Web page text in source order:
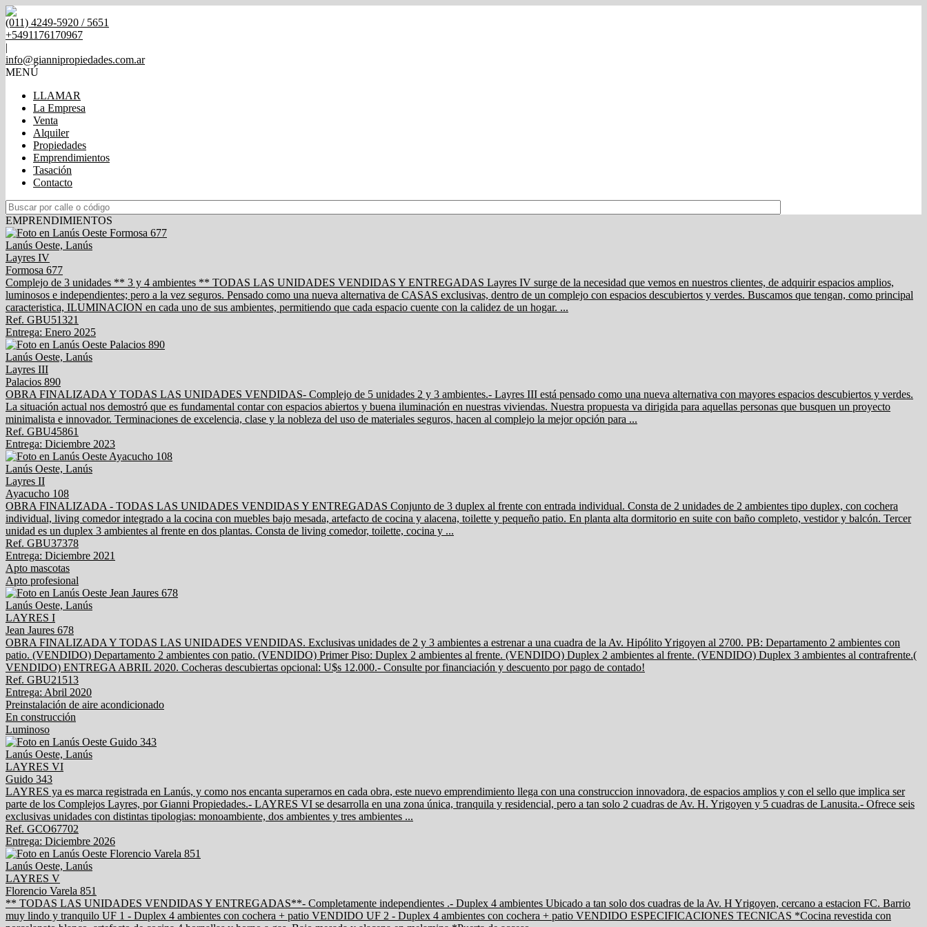
(011) 4249-5920 / 5651
+5491176170967
|
info@giannipropiedades.com.ar
MENÚ
LLAMAR
La Empresa
Venta
Alquiler
Propiedades
Emprendimientos
Tasación
Contacto
EMPRENDIMIENTOS
Lanús Oeste, Lanús
Layres IV
Formosa 677
Complejo de 3 unidades ** 3 y 4 ambientes ** TODAS LAS UNIDADES VENDIDAS Y ENTREGADAS Layres IV surge de la necesidad que vemos en nuestros clientes, de adquirir espacios amplios,
luminosos e independientes; pero a la vez seguros. Pensado como una nueva alternativa de CASAS exclusivas, dentro de un complejo con espacios descubiertos y verdes. Buscamos que tengan, como principal
caracteristica, ILUMINACION en cada uno de sus ambientes, permitiendo que cada espacio cuente con la calidez de un hogar. ...
Ref. GBU51321
Entrega: Enero 2025
Lanús Oeste, Lanús
Layres III
Palacios 890
OBRA FINALIZADA Y TODAS LAS UNIDADES VENDIDAS- Complejo de 5 unidades 2 y 3 ambientes.- Layres III está pensado como una nueva alternativa con mayores espacios descubiertos y verdes.
La situación actual nos demostró que es fundamental contar con espacios abiertos y buena iluminación en nuestras viviendas. Nuestra propuesta va dirigida para aquellas personas que busquen un proyecto
minimalista e innovador. Terminaciones de excelencia, clase y la nobleza del uso de materiales seguros, hacen al complejo la mejor opción para ...
Ref. GBU45861
Entrega: Diciembre 2023
Lanús Oeste, Lanús
Layres II
Ayacucho 108
OBRA FINALIZADA - TODAS LAS UNIDADES VENDIDAS Y ENTREGADAS Conjunto de 3 duplex al frente con entrada individual. Consta de 2 unidades de 2 ambientes tipo duplex, con cochera
individual, living comedor integrado a la cocina con muebles bajo mesada, artefacto de cocina y alacena, toilette y pequeño patio. En planta alta dormitorio en suite con baño completo, vestidor y balcón. Tercer
unidad es un duplex 3 ambientes al frente en dos plantas. Consta de living comedor, toilette, cocina y ...
Ref. GBU37378
Entrega: Diciembre 2021
Apto mascotas
Apto profesional
Lanús Oeste, Lanús
LAYRES I
Jean Jaures 678
OBRA FINALIZADA Y TODAS LAS UNIDADES VENDIDAS. Exclusivas unidades de 2 y 3 ambientes a estrenar a una cuadra de la Av. Hipólito Yrigoyen al 2700. PB: Departamento 2 ambientes con
patio. (VENDIDO) Departamento 2 ambientes con patio. (VENDIDO) Primer Piso: Duplex 2 ambientes al frente. (VENDIDO) Duplex 2 ambientes al frente. (VENDIDO) Duplex 3 ambientes al contrafrente.(
VENDIDO) ENTREGA ABRIL 2020. Cocheras descubiertas opcional: U$s 12.000.- Consulte por financiación y descuento por pago de contado!
Ref. GBU21513
Entrega: Abril 2020
Preinstalación de aire acondicionado
En construcción
Luminoso
Lanús Oeste, Lanús
LAYRES VI
Guido 343
LAYRES ya es marca registrada en Lanús, y como nos encanta superarnos en cada obra, este nuevo emprendimiento llega con una construccion innovadora, de espacios amplios y con el sello que implica ser
parte de los Complejos Layres, por Gianni Propiedades.- LAYRES VI se desarrolla en una zona única, tranquila y residencial, pero a tan solo 2 cuadras de Av. H. Yrigoyen y 5 cuadras de Lanusita.- Ofrece seis
exclusivas unidades con distintas tipologias: monoambiente, dos ambientes y tres ambientes ...
Ref. GCO67702
Entrega: Diciembre 2026
Lanús Oeste, Lanús
LAYRES V
Florencio Varela 851
** TODAS LAS UNIDADES VENDIDAS Y ENTREGADAS**- Completamente independientes .- Duplex 4 ambientes Ubicado a tan solo dos cuadras de la Av. H Yrigoyen, cercano a estacion FC. Barrio
muy lindo y tranquilo UF 1 - Duplex 4 ambientes con cochera + patio VENDIDO UF 2 - Duplex 4 ambientes con cochera + patio VENDIDO ESPECIFICACIONES TECNICAS *Cocina revestida con